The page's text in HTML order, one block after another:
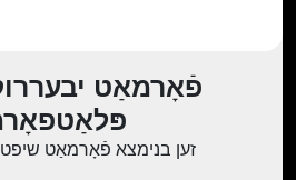
פֿאָרמאַט
זען בנימצא פֿאָרמאַט